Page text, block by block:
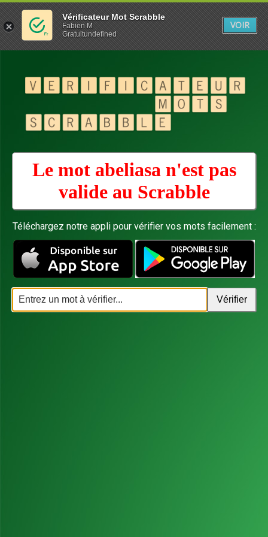
Le mot abeliasa n'est pas
valide au Scrabble
Téléchargez notre appli pour vérifier vos mots facilement :
Vérificateur Mot Scrabble
Fabien M
Gratuitundefined
VOIR